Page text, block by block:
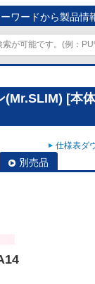
ワードから製品情
(Mr.SLIM) [本
仕様表ダ
別売品